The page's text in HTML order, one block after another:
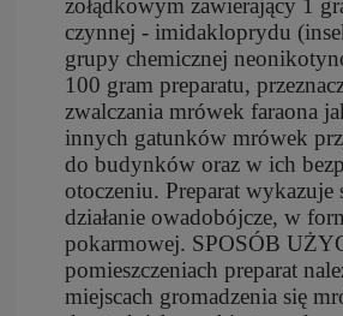
żołądkowym zawierający 1
czynnej - imidakloprydu
grupy chemicznej
100 gram preparatu,
zwalczania mrówek faraona
innych gatunków mrówek
do budynków oraz w ich
otoczeniu. Preparat wykazuje
działanie owadobójcze, w
pokarmowej. SPOSÓB
pomieszczeniach preparat
miejscach gromadzenia się